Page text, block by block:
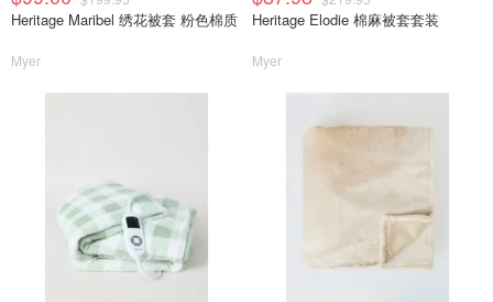
Heritage Maribel 绣花被套 粉色棉质
Myer
Heritage Elodie 棉麻被套套装
Myer